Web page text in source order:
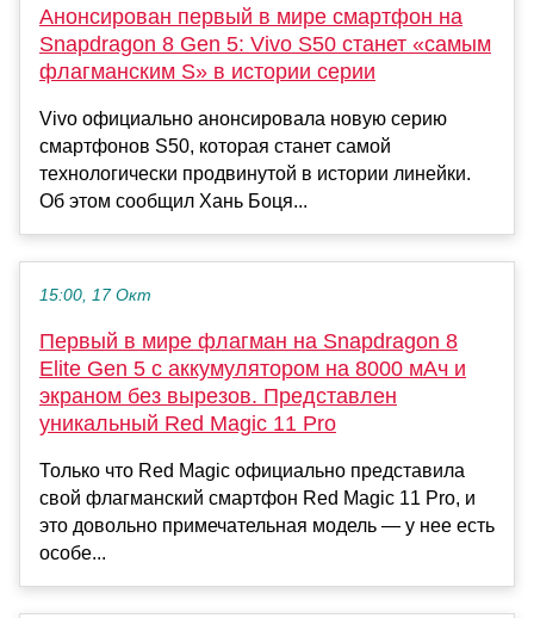
Анонсирован первый в мире смартфон на
Snapdragon 8 Gen 5: Vivo S50 станет «самым
флагманским S» в истории серии
Vivo официально анонсировала новую серию
смартфонов S50, которая станет самой
технологически продвинутой в истории линейки.
Об этом сообщил Хань Боця...
15:00, 17 Окт
Первый в мире флагман на Snapdragon 8
Elite Gen 5 с аккумулятором на 8000 мАч и
экраном без вырезов. Представлен
уникальный Red Magic 11 Pro
Только что Red Magic официально представила
свой флагманский смартфон Red Magic 11 Pro, и
это довольно примечательная модель — у нее есть
особе...